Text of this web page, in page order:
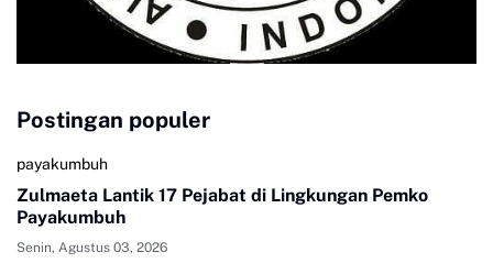
Postingan populer
payakumbuh
Zulmaeta Lantik 17 Pejabat di Lingkungan Pemko
Payakumbuh
Senin, Agustus 03, 2026